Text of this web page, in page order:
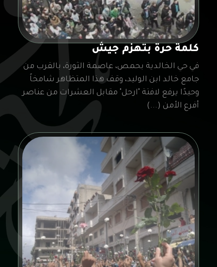
كلمة حرة بتهزم جيش
في حي الخالدية بحمص، عاصمة الثورة، بالقرب من
جامع خالد ابن الوليد، وقف هذا المتظاهر شامخاً
وحيدًا يرفع لافتة "ارحل" مقابل العشرات من عناصر
أفرع الأمن (...)